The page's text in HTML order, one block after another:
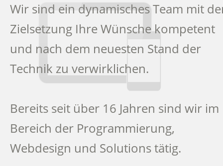
Wir sind ein dynamisches Team mit
Zielsetzung Ihre Wünsche kompetent
und nach dem neuesten Stand der
Technik zu verwirklichen.
Bereits seit über 16 Jahren sind wir im
Bereich der Programmierung,
Webdesign und Solutions tätig.